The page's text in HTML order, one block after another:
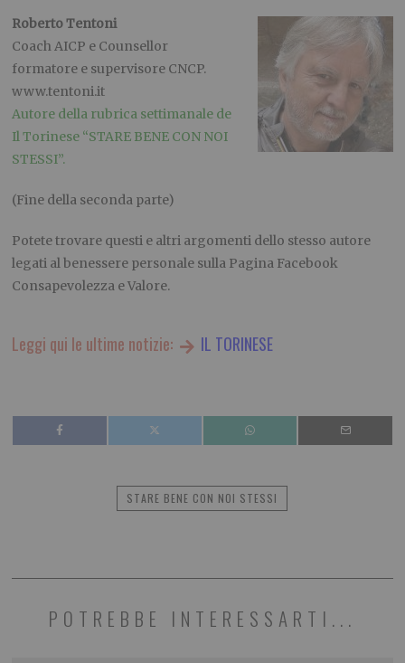
Roberto Tentoni
Coach AICP e Counsellor
formatore e supervisore CNCP.
www.tentoni.it
Autore della rubrica settimanale de
Il Torinese “STARE BENE CON NOI
STESSI”.
(Fine della seconda parte)
Potete trovare questi e altri argomenti dello stesso autore
legati al benessere personale sulla Pagina Facebook
Consapevolezza e Valore.
Leggi qui le ultime notizie: IL TORINESE
STARE BENE CON NOI STESSI
POTREBBE INTERESSARTI...